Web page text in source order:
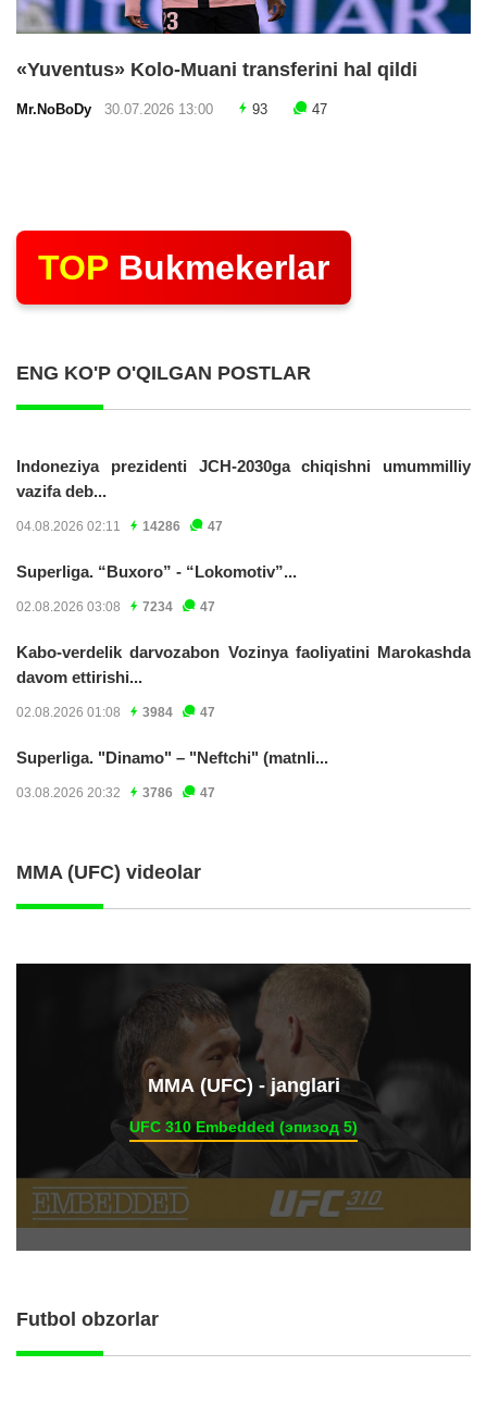
«Yuventus» Kolo-Muani transferini hal qildi
Mr.NoBoDy 30.07.2026 13:00 93 47
TOP Bukmekerlar
ENG KO'P O'QILGAN POSTLAR
Indoneziya prezidenti JCH-2030ga chiqishni umummilliy
vazifa deb...
04.08.2026 02:11 14286 47
Superliga. “Buxoro” - “Lokomotiv”...
02.08.2026 03:08 7234 47
Kabo-verdelik darvozabon Vozinya faoliyatini Marokashda
davom ettirishi...
02.08.2026 01:08 3984 47
Superliga. "Dinamo" – "Neftchi" (matnli...
03.08.2026 20:32 3786 47
MMA (UFC) videolar
ММА (UFC) - janglari
UFC 310 Embedded (эпизод 5)
Futbol obzorlar